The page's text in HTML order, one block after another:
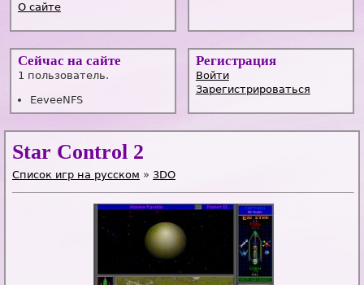
О сайте
Сейчас на сайте
1 пользователь.
EeveeNFS
Регистрация
Войти
Зарегистрироваться
Star Control 2
Список игр на русском » 3DO